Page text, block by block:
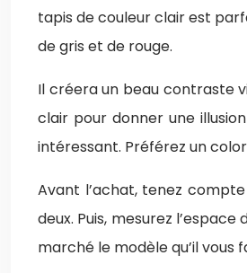
tapis de couleur clair est
de gris et de rouge.
Il créera un beau contraste
clair pour donner une
intéressant. Préférez un
Avant l’achat, tenez
deux. Puis, mesurez
marché le modèle qu’il vous